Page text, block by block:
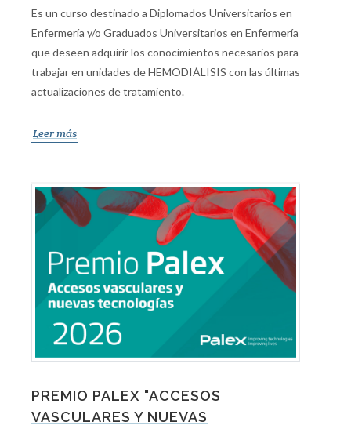
Es un curso destinado a Diplomados Universitarios en
Enfermería y/o Graduados Universitarios en Enfermería
que deseen adquirir los conocimientos necesarios para
trabajar en unidades de HEMODIÁLISIS con las últimas
actualizaciones de tratamiento.
Leer más
PREMIO PALEX "ACCESOS
VASCULARES Y NUEVAS